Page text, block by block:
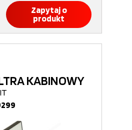
Zapytaj o
produkt
KABINOWY